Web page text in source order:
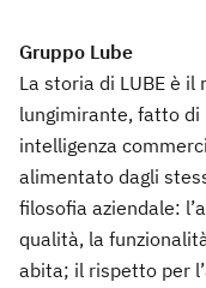
Gruppo Lube
La storia di LUBE è
lungimirante, fatto di
intelligenza
alimentato dagli
filosofia aziendale:
qualità, la
abita; il rispetto per